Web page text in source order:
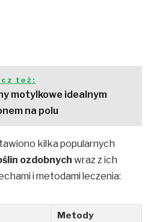
też:
motylkowe idealnym
na polu
kilka popularnych
ozdobnych wraz z ich
i metodami leczenia:
Metody